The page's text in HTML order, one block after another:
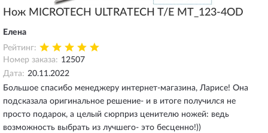
Нож MICROTECH ULTRATECH T/E MT_123-4OD
Елена
Рейтинг:
Номер заказа: 12507
Дата: 20.11.2022
Большое спасибо менеджеру интернет-магазина, Ларисе! Она
подсказала оригинальное решение- и в итоге получился не
просто подарок, а целый сюрприз ценителю ножей: ведь
возможность выбрать из лучшего- это бесценно!))